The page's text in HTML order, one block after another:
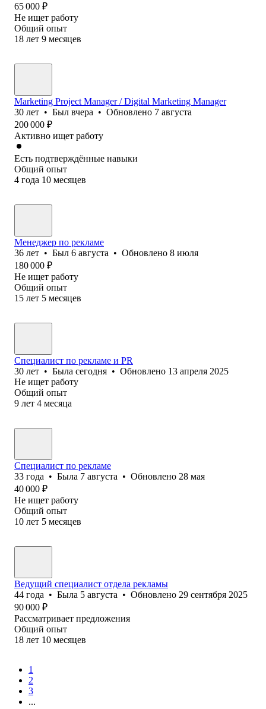
65 000 ₽
Не ищет работу
Общий опыт
18 лет 9 месяцев
Marketing Project Manager / Digital Marketing Manager
30 лет • Был вчера • Обновлено 7 августа
200 000 ₽
Активно ищет работу
Есть подтверждённые навыки
Общий опыт
4 года 10 месяцев
Менеджер по рекламе
36 лет • Был 6 августа • Обновлено 8 июля
180 000 ₽
Не ищет работу
Общий опыт
15 лет 5 месяцев
Специалист по рекламе и PR
30 лет • Была сегодня • Обновлено 13 апреля 2025
Не ищет работу
Общий опыт
9 лет 4 месяца
Специалист по рекламе
33 года • Была 7 августа • Обновлено 28 мая
40 000 ₽
Не ищет работу
Общий опыт
10 лет 5 месяцев
Ведущий специалист отдела рекламы
44 года • Была 5 августа • Обновлено 29 сентября 2025
90 000 ₽
Рассматривает предложения
Общий опыт
18 лет 10 месяцев
1
2
3
...